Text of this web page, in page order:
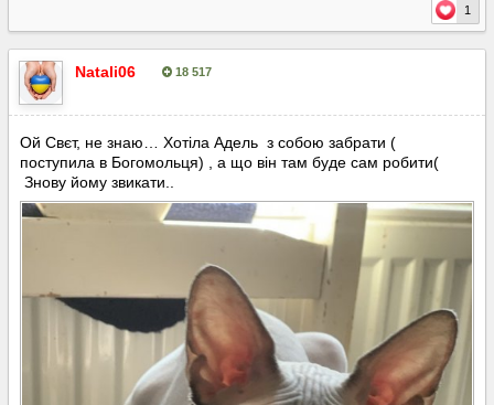
1
Natali06 18 517
Ой Свєт, не знаю… Хотіла Адель з собою забрати (
поступила в Богомольця) , а що він там буде сам робити(
Знову йому звикати..